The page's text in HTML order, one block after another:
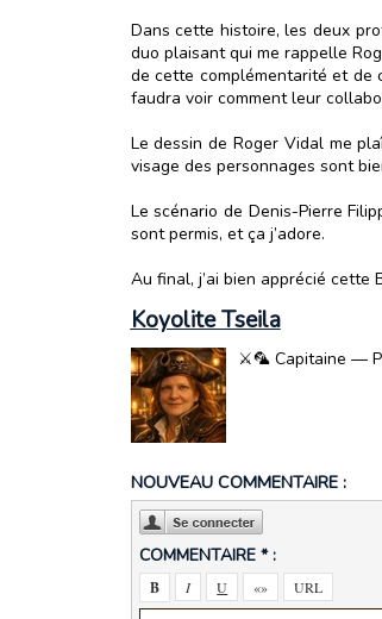
Dans cette histoire, les deux
duo plaisant qui me rappelle
de cette complémentarité et de
faudra voir comment leur
Le dessin de Roger Vidal me
visage des personnages sont
Le scénario de Denis-Pierre
sont permis, et ça j’adore.
Au final, j’ai bien apprécié cette
Koyolite Tseila
⚔️🦜 Capitaine —
NOUVEAU COMMENTAIRE :
COMMENTAIRE * :